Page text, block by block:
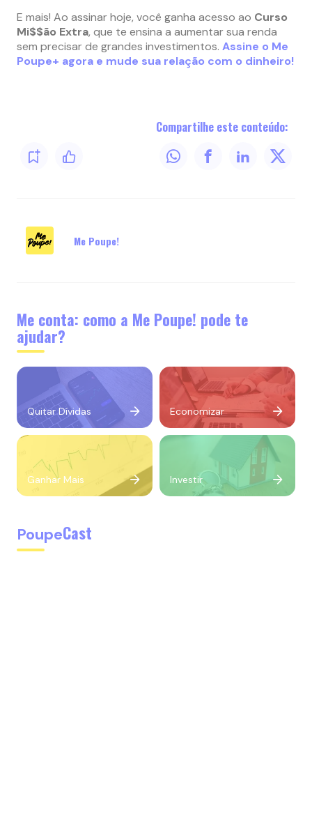
E mais! Ao assinar hoje, você ganha acesso ao Curso
Mi$$ão Extra, que te ensina a aumentar sua renda
sem precisar de grandes investimentos. Assine o Me
Poupe+ agora e mude sua relação com o dinheiro!
Compartilhe este conteúdo:
Me Poupe!
Me conta: como a Me Poupe! pode te
ajudar?
Quitar Dívidas Economizar
Ganhar Mais Investir
PoupeCast